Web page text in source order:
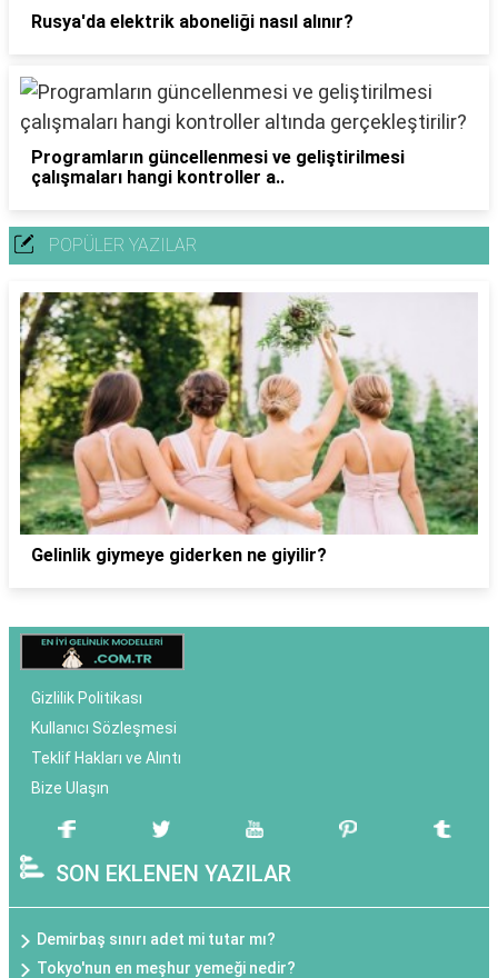
Rusya'da elektrik aboneliği nasıl alınır?
Programların güncellenmesi ve geliştirilmesi
çalışmaları hangi kontroller a..
POPÜLER YAZILAR
Gelinlik giymeye giderken ne giyilir?
Gizlilik Politikası
Kullanıcı Sözleşmesi
Teklif Hakları ve Alıntı
Bize Ulaşın
SON EKLENEN YAZILAR
Demirbaş sınırı adet mi tutar mı?
Tokyo'nun en meşhur yemeği nedir?